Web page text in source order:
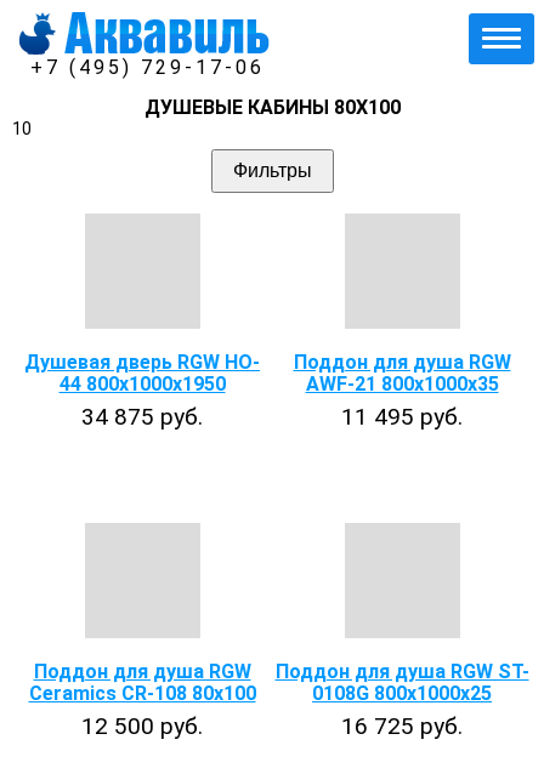
+7 (495) 729-17-06
ДУШЕВЫЕ КАБИНЫ 80Х100
10
Фильтры
Душевая дверь RGW HO-
44 800x1000х1950
34 875 руб.
Поддон для душа RGW
AWF-21 800х1000х35
11 495 руб.
Поддон для душа RGW
Ceramics CR-108 80х100
12 500 руб.
Поддон для душа RGW ST-
0108G 800х1000х25
16 725 руб.